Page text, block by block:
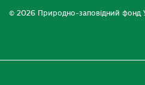
© 2026 Природно-заповідний фонд